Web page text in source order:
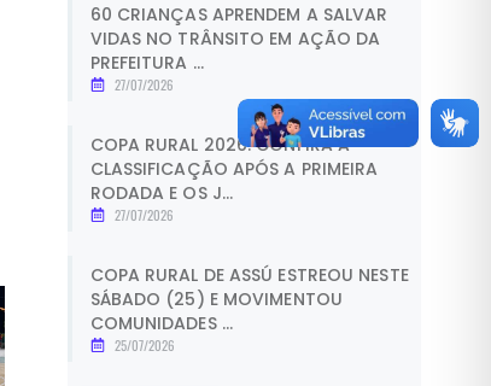
60 CRIANÇAS APRENDEM A SALVAR
VIDAS NO TRÂNSITO EM AÇÃO DA
PREFEITURA ...
27/07/2026
COPA RURAL 2026: CONFIRA A
CLASSIFICAÇÃO APÓS A PRIMEIRA
RODADA E OS J...
27/07/2026
COPA RURAL DE ASSÚ ESTREOU NESTE
SÁBADO (25) E MOVIMENTOU
COMUNIDADES ...
25/07/2026